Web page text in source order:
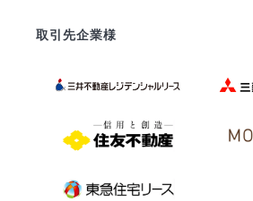
取引先企業様